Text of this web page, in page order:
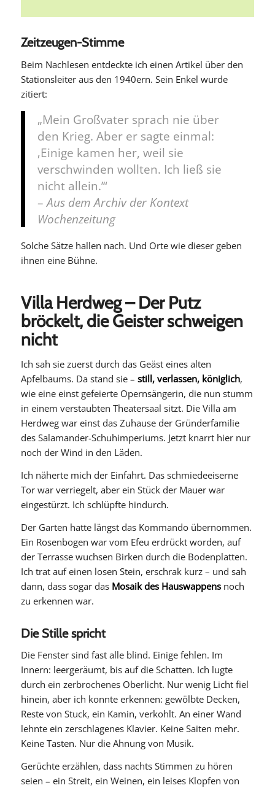
Zeitzeugen-Stimme
Beim Nachlesen entdeckte ich einen Artikel über den
Stationsleiter aus den 1940ern. Sein Enkel wurde
zitiert:
„Mein Großvater sprach nie über
den Krieg. Aber er sagte einmal:
‚Einige kamen her, weil sie
verschwinden wollten. Ich ließ sie
nicht allein.’“
–Aus dem Archiv der Kontext
Wochenzeitung
Solche Sätze hallen nach. Und Orte wie dieser geben
ihnen eine Bühne.
Villa Herdweg – Der Putz
bröckelt, die Geister schweigen
nicht
Ich sah sie zuerst durch das Geäst eines alten
Apfelbaums. Da stand sie – still, verlassen, königlich,
wie eine einst gefeierte Opernsängerin, die nun stumm
in einem verstaubten Theatersaal sitzt. Die Villa am
Herdweg war einst das Zuhause der Gründerfamilie
des Salamander-Schuhimperiums. Jetzt knarrt hier nur
noch der Wind in den Läden.
Ich näherte mich der Einfahrt. Das schmiedeeiserne
Tor war verriegelt, aber ein Stück der Mauer war
eingestürzt. Ich schlüpfte hindurch.
Der Garten hatte längst das Kommando übernommen.
Ein Rosenbogen war vom Efeu erdrückt worden, auf
der Terrasse wuchsen Birken durch die Bodenplatten.
Ich trat auf einen losen Stein, erschrak kurz – und sah
dann, dass sogar das Mosaik des Hauswappensnoch
zu erkennen war.
Die Stille spricht
Die Fenster sind fast alle blind. Einige fehlen. Im
Innern: leergeräumt, bis auf die Schatten. Ich lugte
durch ein zerbrochenes Oberlicht. Nur wenig Licht fiel
hinein, aber ich konnte erkennen: gewölbte Decken,
Reste von Stuck, ein Kamin, verkohlt. An einer Wand
lehnte ein zerschlagenes Klavier. Keine Saiten mehr.
Keine Tasten. Nur die Ahnung von Musik.
Gerüchte erzählen, dass nachts Stimmen zu hören
seien – ein Streit, ein Weinen, ein leises Klopfen von